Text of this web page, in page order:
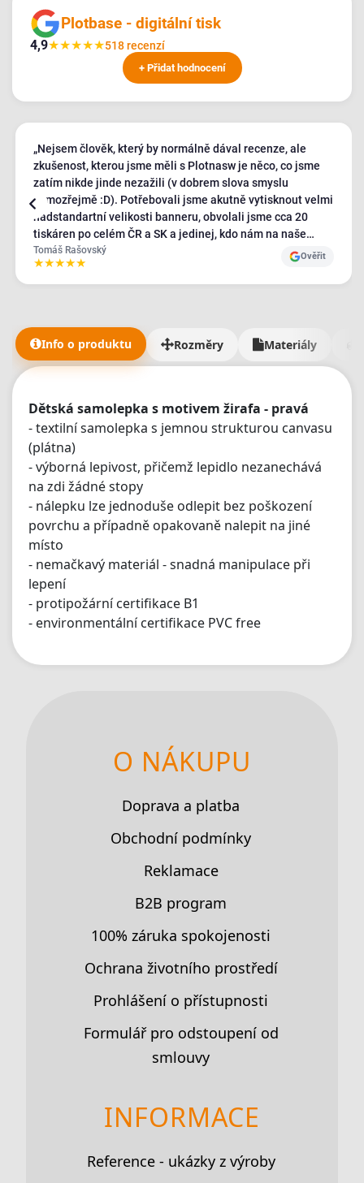
Plotbase - digitální tisk
4,9★★★★★518 recenzí
+ Přidat hodnocení
„Nejsem člověk, který by normálně dával recenze, ale
zkušenost, kterou jsme měli s Plotnasw je něco, co jsme
zatím nikde jinde nezažili (v dobrem slova smyslu
samozřejmě :D). Potřebovali jsme akutně vytisknout velmi
nadstandartní velikosti banneru, obvolali jsme cca 20
tiskáren po celém ČR a SK a jedinej, kdo nám na naše
požadavky kývl byl Plotbase - a ještě s velmi pozitivním
přístupem, ostatní byli relativně nepříjemní a neochotní.
Bannery jsme obdrželi v naprosto TOP kvalitě a jak jsem
trvalo mnohem déle než mělo. 5/5 je malo, ale vic tu dat
nejde🫶"
Tomáš Rašovský
★★★★★ Ověřit
Info o produktu Rozměry Materiály
Dětská samolepka s motivem žirafa - pravá
- textilní samolepka s jemnou strukturou canvasu
(plátna)
- výborná lepivost, přičemž lepidlo nezanechává
na zdi žádné stopy
- nálepku lze jednoduše odlepit bez poškození
povrchu a případně opakovaně nalepit na jiné
místo
- nemačkavý materiál - snadná manipulace při
lepení
- protipožární certifikace B1
- environmentální certifikace PVC free
O NÁKUPU
Doprava a platba
Obchodní podmínky
Reklamace
B2B program
100% záruka spokojenosti
Ochrana životního prostředí
Prohlášení o přístupnosti
Formulář pro odstoupení od
smlouvy
INFORMACE
Reference - ukázky z výroby